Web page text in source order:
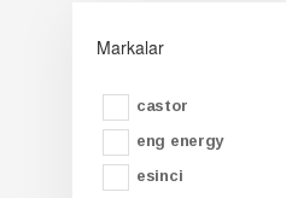
Markalar
castor
eng energy
esi̇nci̇